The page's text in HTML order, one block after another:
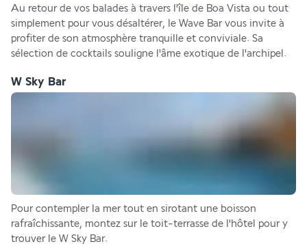
Au retour de vos balades à travers l'île de Boa Vista ou tout
simplement pour vous désaltérer, le Wave Bar vous invite à
profiter de son atmosphère tranquille et conviviale. Sa
sélection de cocktails souligne l'âme exotique de l'archipel.
W Sky Bar
Pour contempler la mer tout en sirotant une boisson
rafraîchissante, montez sur le toit-terrasse de l'hôtel pour y
trouver le W Sky Bar.